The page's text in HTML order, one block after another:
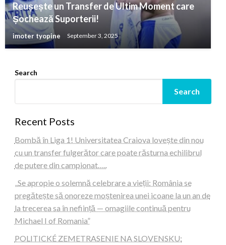
Reușește un Transfer de Ultim Moment care
Șochează Suporterii!
imoter tyopine September 3, 2025
Search
Search
Recent Posts
Bombă în Liga 1! Universitatea Craiova lovește din nou
cu un transfer fulgerător care poate răsturna echilibrul
de putere din campionat…..
„Se apropie o solemnă celebrare a vieții: România se
pregătește să onoreze moștenirea unei icoane la un an de
la trecerea sa în neființă — omagiile continuă pentru
Michael I of Romania”
POLITICKÉ ZEMETRASENIE NA SLOVENSKU: